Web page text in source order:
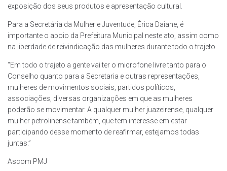
exposição dos seus produtos e apresentação cultural.
Para a Secretária da Mulher e Juventude, Érica Daiane, é
importante o apoio da Prefeitura Municipal neste ato, assim como
na liberdade de reivindicação das mulheres durante todo o trajeto.
“Em todo o trajeto a gente vai ter o microfone livre tanto para o
Conselho quanto para a Secretaria e outras representações,
mulheres de movimentos sociais, partidos políticos,
associações, diversas organizações em que as mulheres
poderão se movimentar. A qualquer mulher juazeirense, qualquer
mulher petrolinense também, que tem interesse em estar
participando desse momento de reafirmar, estejamos todas
juntas.”
Ascom PMJ